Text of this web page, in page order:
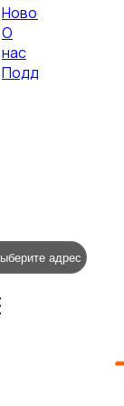
Новости
О
нас
Поддержка
адрес